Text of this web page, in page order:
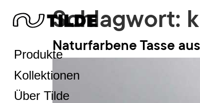
Produkte
Kollektionen
Über Tilde
Schlagwort:
Naturfarbene Tasse